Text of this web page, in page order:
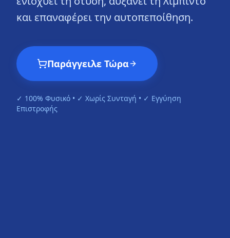
και επαναφέρει την αυτοπεποίθηση.
Παράγγειλε Τώρα
✓ 100% Φυσικό • ✓ Χωρίς Συνταγή • ✓ Εγγύηση
Επιστροφής